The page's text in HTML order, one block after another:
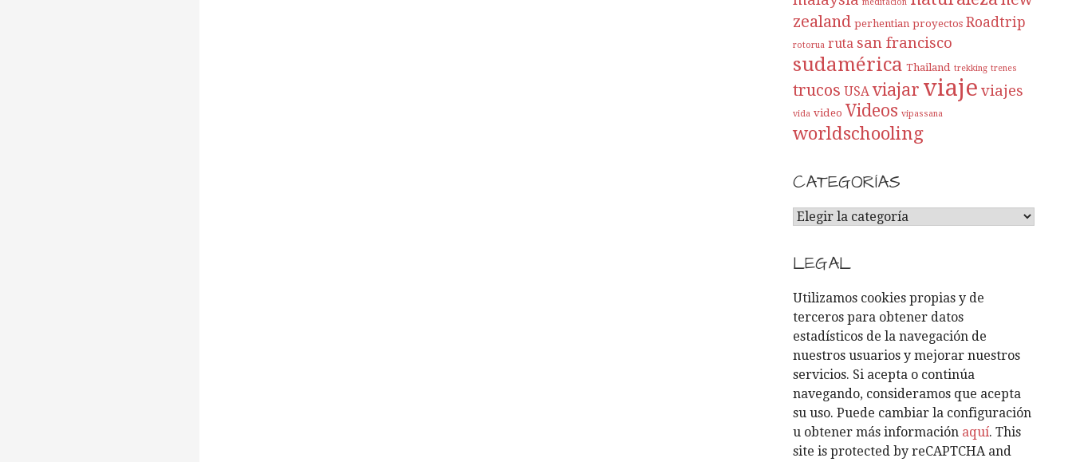
zealand perhentian proyectos Roadtrip
rotorua ruta san francisco
sudamérica Thailand trekking trenes
trucos USA viajar viaje viajes
vida video Videos vipassana
worldschooling
CATEGORÍAS
C
T
E
G
O
R
Í
A
S
LEGAL
Utilizamos cookies propias y de
terceros para obtener datos
estadísticos de la navegación de
nuestros usuarios y mejorar nuestros
servicios. Si acepta o continúa
navegando, consideramos que acepta
su uso. Puede cambiar la configuración
u obtener más información aquí. This
site is protected by reCAPTCHA and